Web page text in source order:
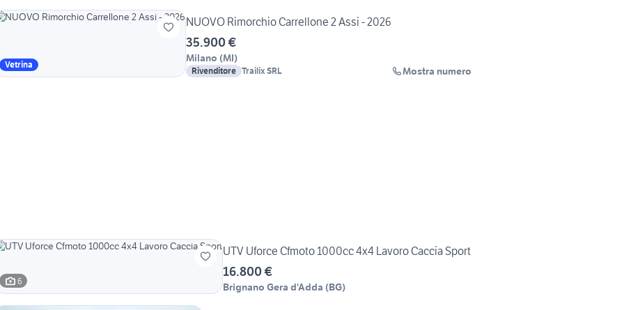
Vetrina
NUOVO Rimorchio Carrellone 2 Assi - 2026
35.900 €
Milano (MI)
Rivenditore Trailix SRL Mostra numero
6
UTV Uforce Cfmoto 1000cc 4x4 Lavoro Caccia Sport
16.800 €
Brignano Gera d'Adda (BG)